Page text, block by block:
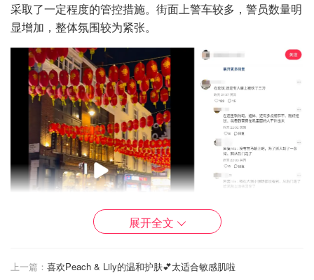
采取了一定程度的管控措施。街面上警车较多，警员数量明
显增加，整体氛围较为紧张。
展开全文
上一篇： 喜欢Peach & Lily的温和护肤💕太适合敏感肌啦